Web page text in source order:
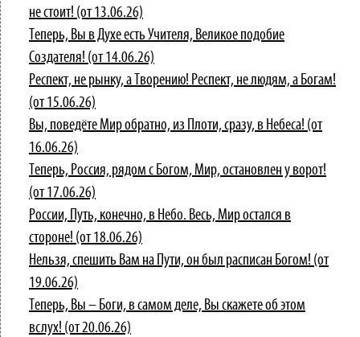
не стоит! (от 13.06.26)
Теперь, Вы в Духе есть Учителя, Великое подобие
Создателя! (от 14.06.26)
Респект, не рынку, а Творению! Респект, не людям, а Богам!
(от 15.06.26)
Вы, поведёте Мир обратно, из Плоти, сразу, в Небеса! (от
16.06.26)
Теперь, Россия, рядом с Богом, Мир, остановлен у ворот!
(от 17.06.26)
России, Путь, конечно, в Небо. Весь, Мир остался в
стороне! (от 18.06.26)
Нельзя, спешить Вам на Пути, он был расписан Богом! (от
19.06.26)
Теперь, Вы – Боги, в самом деле, Вы скажете об этом
вслух! (от 20.06.26)